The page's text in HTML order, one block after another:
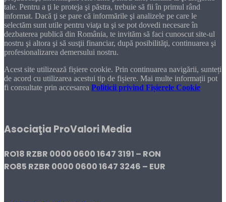
tale. Pentru a ţi le proteja şi păstra, trebuie să fii în primul rând
informat. Dacă ţi se pare că informările şi analizele pe care le
selectăm sunt utile pentru viaţa ta şi se pot dovedi necesare în
dezbaterea publică din România, te invităm să faci cunoscut site-ul
nostru şi altora şi să susţii financiar, după posibilităţi, continuarea şi
profesionalizarea demersului nostru.
Acest site utilizează fișiere cookie. Prin continuarea navigării, sunteți
de acord cu utilizarea acestui tip de fișiere. Mai multe informații pot
fi consultate prin accesarea Politicii privind Fișierele Cookie
Asociaţia ProValori Media
RO18 RZBR 0000 0600 1647 3191 – RON
RO85 RZBR 0000 0600 1647 3246 – EUR